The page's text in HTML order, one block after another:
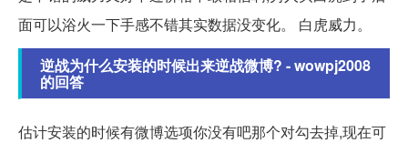
面可以浴火一下手感不错其实数据没变化。 白虎威力。
逆战为什么安装的时候出来逆战微博? - wowpj2008
的回答
估计安装的时候有微博选项你没有吧那个对勾去掉,现在可